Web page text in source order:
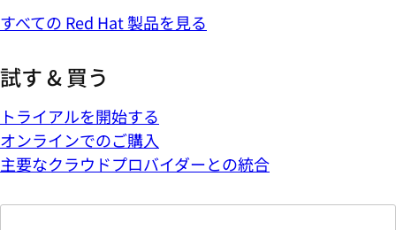
すべての Red Hat 製品を見る
試す & 買う
トライアルを開始する
オンラインでのご購入
主要なクラウドプロバイダーとの統合